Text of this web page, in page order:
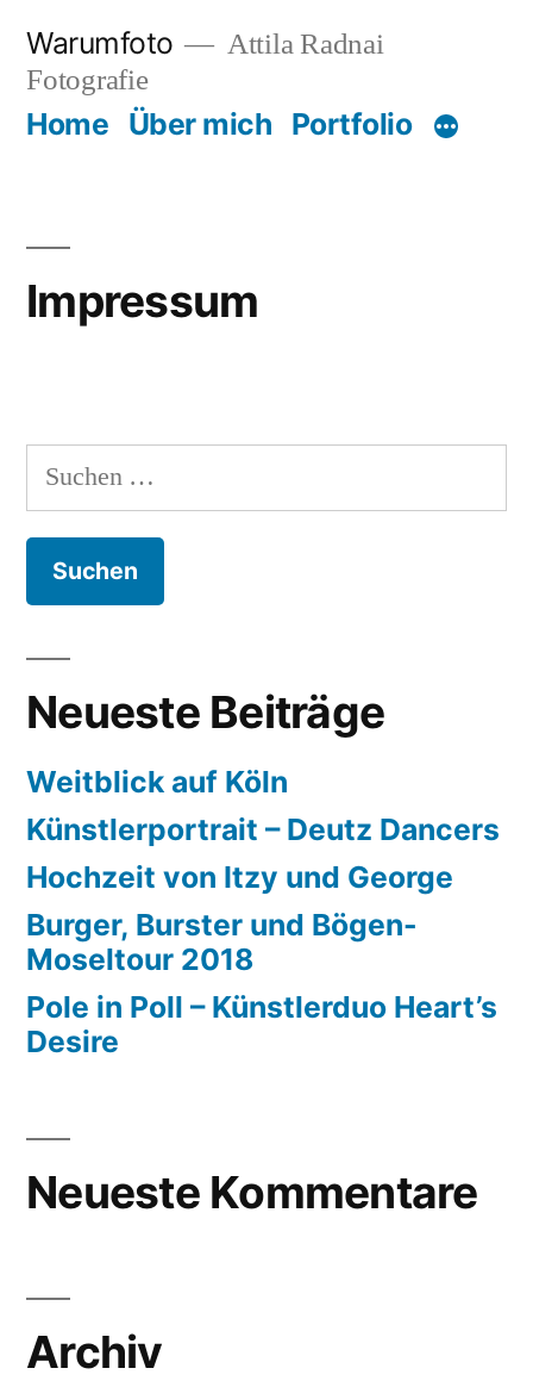
Inhalt
springen
Warumfoto
Attila Radnai
Fotografie
Home Über mich Portfolio
Impressum
Suchen
nach:
Neueste Beiträge
Weitblick auf Köln
Künstlerportrait – Deutz Dancers
Hochzeit von Itzy und George
Burger, Burster und Bögen-
Moseltour 2018
Pole in Poll – Künstlerduo Heart’s
Desire
Neueste Kommentare
Archiv